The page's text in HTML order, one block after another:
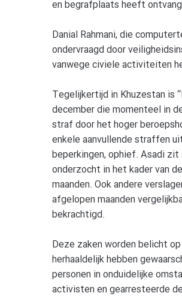
en begrafplaats heeft
Danial Rahmani, die
ondervraagd door
vanwege civiele activiteiten
Tegelijkertijd in Khuzestan is
december die momenteel in
straf door het hoger
enkele aanvullende straffen
beperkingen, ophief. Asadi zit
onderzocht in het kader van
maanden. Ook andere
afgelopen maanden
bekrachtigd.
Deze zaken worden belicht
herhaaldelijk hebben
personen in onduidelijke
activisten en gearresteerde